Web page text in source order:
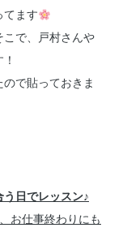
てます
こで、戸村さんや
で貼っておきま
日でレッスン♪
お仕事終わりにも